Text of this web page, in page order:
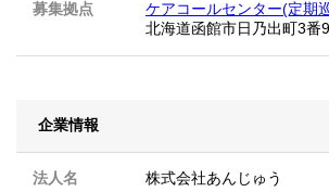
募集拠点
ケアコールセンター(定期
北海道函館市日乃出町3番
企業情報
法人名 株式会社あんじゅう